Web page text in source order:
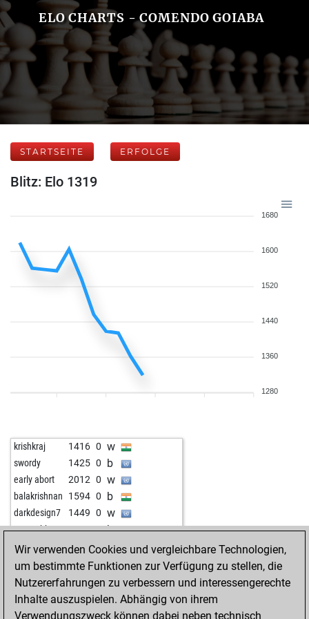
ELO CHARTS - COMENDO GOIABA
STARTSEITE ERFOLGE
Blitz: Elo 1319
1680
1600
1520
1440
1360
1280
krishkraj 1416 0 w
swordy 1425 0 b
early abort 2012 0 w
balakrishnan 1594 0 b
darkdesign7 1449 0 w
acegrubba 1610 0 b
zini 1446 1 w
early abort 2220 0 b
early abort 2220 0 b
juanti 1727 0 w
Wir verwenden Cookies und vergleichbare Technologien,
um bestimmte Funktionen zur Verfügung zu stellen, die
Nutzererfahrungen zu verbessern und interessengerechte
Inhalte auszuspielen. Abhängig von ihrem
Verwendungszweck können dabei neben technisch